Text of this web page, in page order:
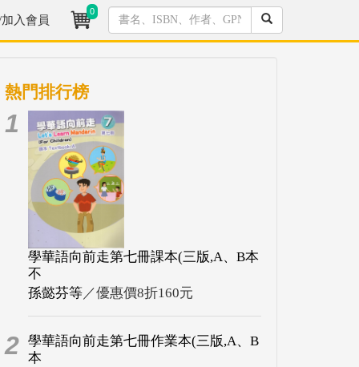
入會員
0
熱門排行榜
1
學華語向前走第七冊課本(三版,A、B本
不
孫懿芬等／優惠價8折160元
2 學華語向前走第七冊作業本(三版,A、B
本